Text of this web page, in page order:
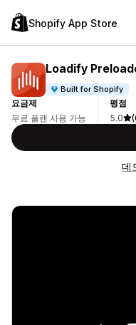
Shopify App Store
Loadify
Built for Shopify
요금제
무료 플랜 사용 가능
평점
5.0
데